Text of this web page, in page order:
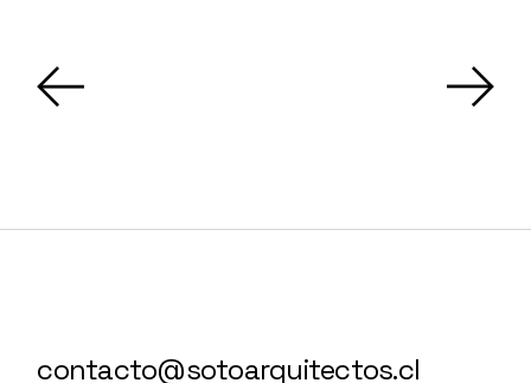
contacto@sotoarquitectos.cl